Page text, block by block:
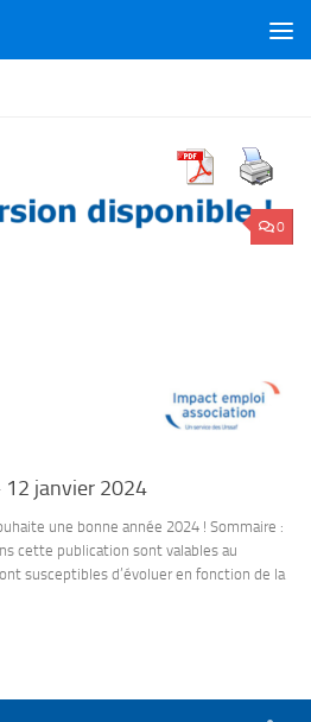
0
janvier 2024
une bonne année 2024 ! Sommaire :
cette publication sont valables au
susceptibles d’évoluer en fonction de la